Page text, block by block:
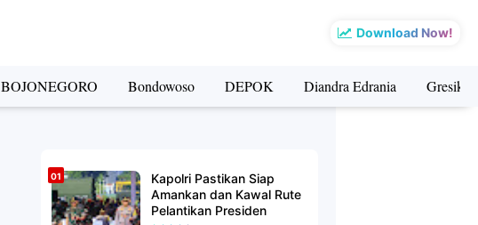
Download Now!
BOJONEGORO Bondowoso DEPOK Diandra Edrania Gresik
Kapolri Pastikan Siap
Amankan dan Kawal Rute
Pelantikan Presiden